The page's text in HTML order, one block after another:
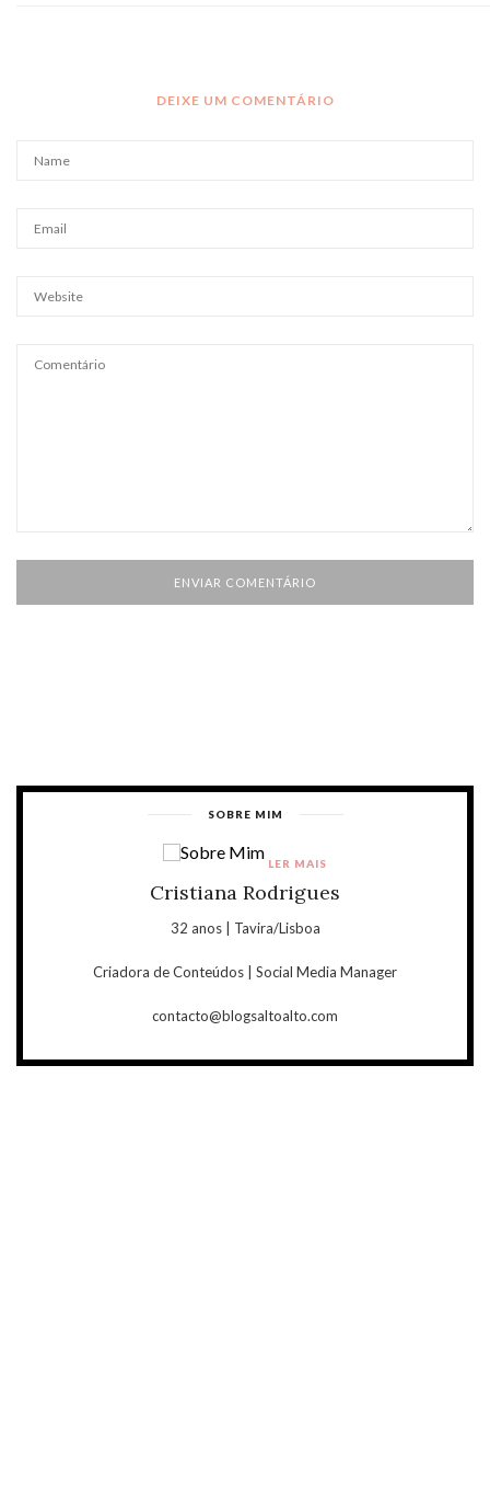
DEIXE UM COMENTÁRIO
SOBRE MIM
Cristiana Rodrigues
32 anos | Tavira/Lisboa
Criadora de Conteúdos | Social Media Manager
contacto@blogsaltoalto.com
LER MAIS